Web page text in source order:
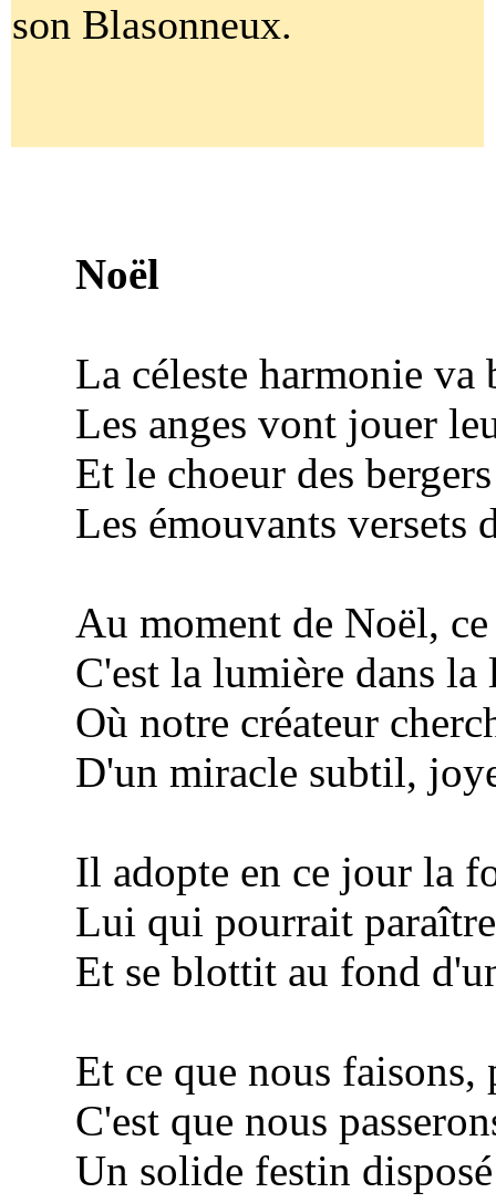
son Blasonneux.
Noël
La céleste harmonie va
Les anges vont jouer
Et le choeur des bergers
Les émouvants versets
Au moment de Noël, ce
C'est la lumière dans la
Où notre créateur
D'un miracle subtil,
Il adopte en ce jour la
Lui qui pourrait paraître
Et se blottit au fond
Et ce que nous faisons,
C'est que nous
Un solide festin disposé